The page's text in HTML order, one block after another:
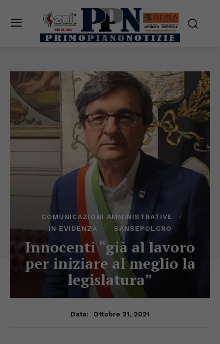
COMUNICAZIONI AMMINISTRATIVE
IN EVIDENZA
SANSEPOLCRO
Innocenti “già al lavoro
per iniziare al meglio la
legislatura”
Data: Ottobre 21, 2021